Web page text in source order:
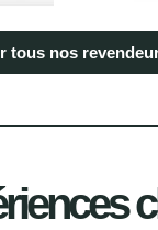
tous nos